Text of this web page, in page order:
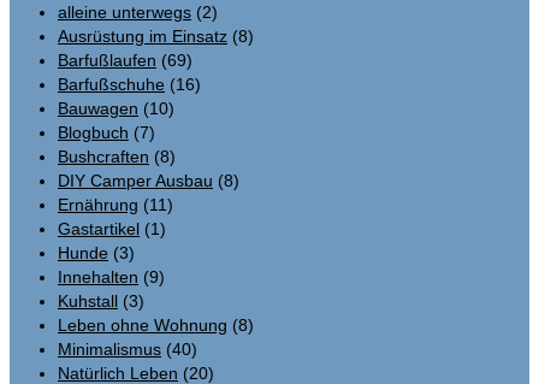
alleine unterwegs (2)
Ausrüstung im Einsatz (8)
Barfußlaufen (69)
Barfußschuhe (16)
Bauwagen (10)
Blogbuch (7)
Bushcraften (8)
DIY Camper Ausbau (8)
Ernährung (11)
Gastartikel (1)
Hunde (3)
Innehalten (9)
Kuhstall (3)
Leben ohne Wohnung (8)
Minimalismus (40)
Natürlich Leben (20)